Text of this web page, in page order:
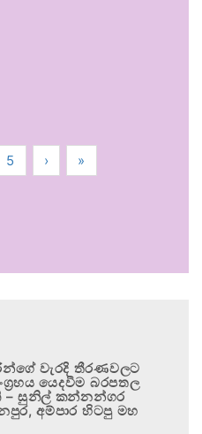
5 › »
වැරදි තීරණවලට
යෙදවීම බරපතල
– සුනිල් කන්නන්ගර
අම්පාර හිටපු මහ